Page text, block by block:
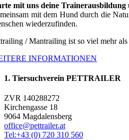
mit uns deine
mit dem Hund durch die
wiederzufinden.
/ Mantrailing ist so viel mehr
INFORMATIONEN
1. Tiersuchverein PETTRAILER
ZVR 140288272
Kirchengasse 18
9064 Magdalensberg
office@pettrailer.at
Tel:+43 (0) 720 310 560